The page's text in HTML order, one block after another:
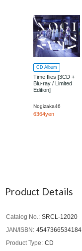
CD Album
Time flies [3CD +
Blu-ray / Limited
Edition]
Nogizaka46
6364yen
Product Details
Catalog No.
SRCL-12020
JAN/ISBN
4547366534184
Product Type
CD